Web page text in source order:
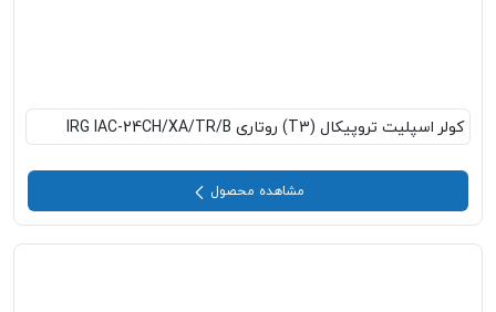
کولر اسپلیت تروپیکال (T3) روتاری IRG IAC-24CH/XA/TR/B
مشاهده محصول